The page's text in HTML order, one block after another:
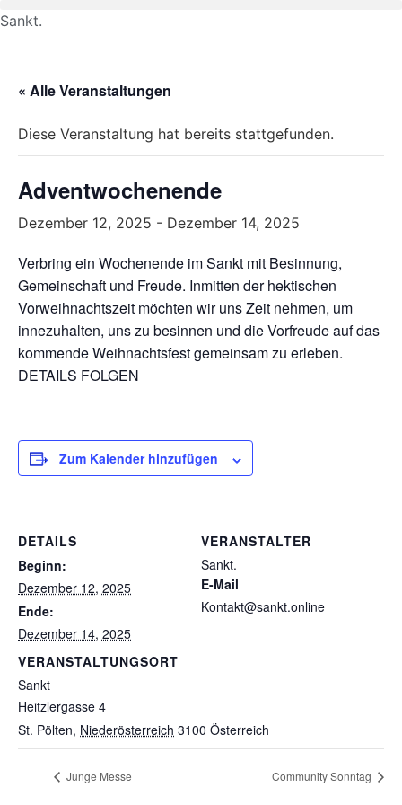
Inhalt
Sankt.
« Alle Veranstaltungen
Diese Veranstaltung hat bereits stattgefunden.
Adventwochenende
Dezember 12, 2025 - Dezember 14, 2025
Verbring ein Wochenende im Sankt mit Besinnung,
Gemeinschaft und Freude. Inmitten der hektischen
Vorweihnachtszeit möchten wir uns Zeit nehmen, um
innezuhalten, uns zu besinnen und die Vorfreude auf das
kommende Weihnachtsfest gemeinsam zu erleben.
DETAILS FOLGEN
Zum Kalender hinzufügen
DETAILS
Beginn:
Dezember 12, 2025
Ende:
Dezember 14, 2025
VERANSTALTUNGSORT
Sankt
Heitzlergasse 4
St. Pölten, Niederösterreich 3100 Österreich
VERANSTALTER
Sankt.
E-Mail
Kontakt@sankt.online
Junge Messe Community Sonntag